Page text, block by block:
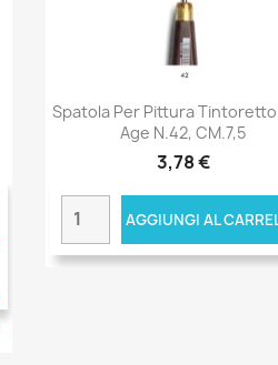
Spatola Per Pittura
Age N.42, CM.7,5
3,78 €
AGGIUNGI AL